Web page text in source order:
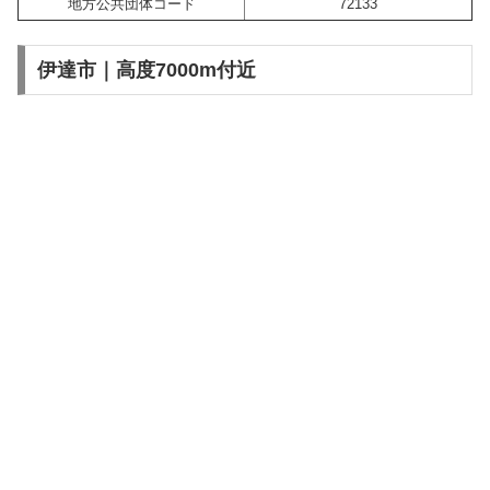
地方公共団体コード 72133
伊達市｜高度7000m付近